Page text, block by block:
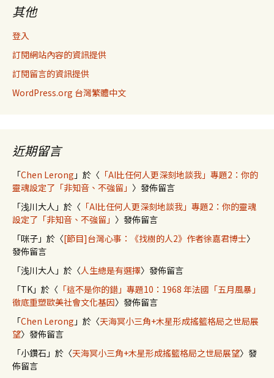
其他
登入
訂閱網站內容的資訊提供
訂閱留言的資訊提供
WordPress.org 台灣繁體中文
近期留言
「Chen Lerong 」於〈 「AI比任何人更深刻地談我」專題2：你的
靈魂設定了「非知音、不強留」 〉發佈留言
「浅川大人 」於〈 「AI比任何人更深刻地談我」專題2：你的靈魂
設定了「非知音、不強留」 〉發佈留言
「咪子 」於〈[節目]台灣心事：《找樹的人2》作者徐嘉君博士〉
發佈留言
「浅川大人 」於〈人生總是有選擇〉發佈留言
「TK」於〈 「這不是你的錯」專題10：1968 年法國「五月風暴」
徹底重塑歐美社會文化基因〉發佈留言
「Chen Lerong 」於〈天海冥小三角+木星形成搖籃格局之世局展
望〉發佈留言
「小鑽石 」於〈天海冥小三角+木星形成搖籃格局之世局展望〉發
佈留言